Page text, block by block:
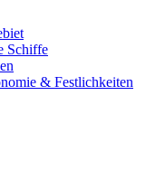
Schiffe
& Festlichkeiten